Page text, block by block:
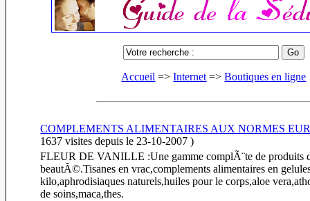
Accueil =>Internet=>Boutiques en ligne
COMPLEMENTS ALIMENTAIRES AUX NORMES
1637 visitesdepuis le 23-10-2007 )
FLEUR DE VANILLE :Une gamme complÃ¨te de produits
beautÃ©.Tisanes en vrac,complements alimentaires en
kilo,aphrodisiaques naturels,huiles pour le corps,aloe
de soins,maca,thes.